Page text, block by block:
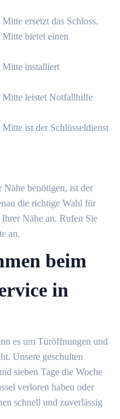
ersetzt das Schloss.
bietet einen
Mitte installiert
Mitte leistet Notfallhilfe
ist der Schlüsseldienst
Nähe benötigen, ist der
die richtige Wahl für
Nähe an. Rufen Sie
an.
beim
in
es um Türöffnungen und
Unsere geschulten
sieben Tage die Woche
verloren haben oder
schnell und zuverlässig